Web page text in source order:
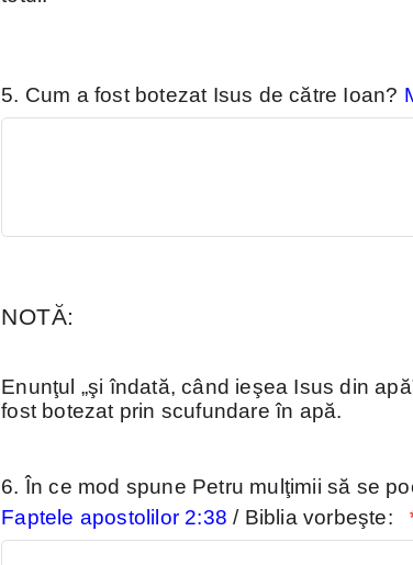
5. Cum a fost botezat Isus de către Ioan?
NOTĂ:
Enunţul „şi îndată, când ieşea Isus din
fost botezat prin scufundare în apă.
6. În ce mod spune Petru mulţimii să se
Faptele apostolilor 2:38 / Biblia vorbeşte: